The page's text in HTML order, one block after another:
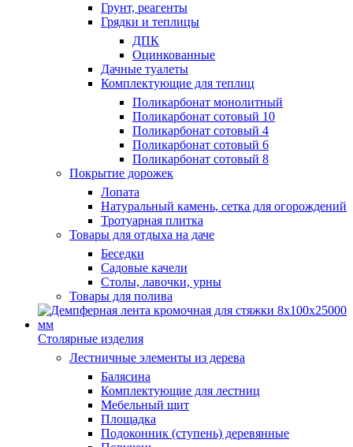
Грунт, реагенты
Грядки и теплицы
ДПК
Оцинкованные
Дачные туалеты
Комплектующие для теплиц
Поликарбонат монолитный
Поликарбонат сотовый 10
Поликарбонат сотовый 4
Поликарбонат сотовый 6
Поликарбонат сотовый 8
Покрытие дорожек
Лопата
Натуральный камень, сетка для огорождений
Тротуарная плитка
Товары для отдыха на даче
Беседки
Садовые качели
Столы, лавочки, урны
Товары для полива
Столярные изделия
Лестничные элементы из дерева
Балясина
Комплектующие для лестниц
Мебельный щит
Площадка
Подоконник (ступень) деревянные